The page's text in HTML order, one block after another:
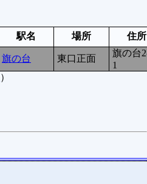
駅名 場所 住所
旗の台 東口正面
旗の台
1
）